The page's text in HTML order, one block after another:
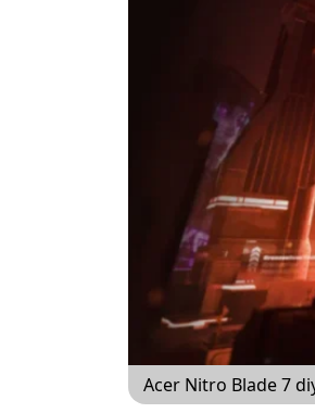
Acer Nitro Blade 7